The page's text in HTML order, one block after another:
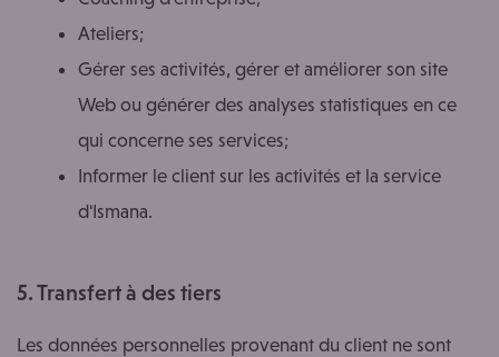
Ateliers;
Gérer ses activités, gérer et améliorer son site
Web ou générer des analyses statistiques en ce
qui concerne ses services;
Informer le client sur les activités et la service
d'Ismana.
5. Transfert à des tiers
Les données personnelles provenant du client ne sont